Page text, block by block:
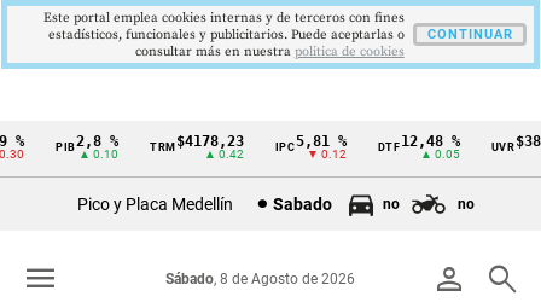
Cintillo
Colombia
PIB2,8 %
▲ 0.10
TRM$4178,23
▲ 0.42
5,81 %
▼ 0.12
DTF12,48 %
▲ 0.05
UVR
Pico y Placa Medellín Sabado no no
person search
Sábado, 8 de Agosto de 2026
menu
Este portal emplea cookies internas y de terceros con fines
estadísticos, funcionales y publicitarios. Puede aceptarlas o
consultar más en nuestra politica de cookies
CONTINUAR